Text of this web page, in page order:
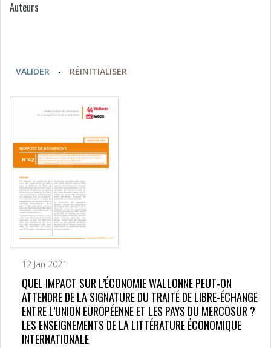
Auteurs
VALIDER - RÉINITIALISER
12 Jan 2021
QUEL IMPACT SUR L’ÉCONOMIE WALLONNE PEUT-ON
ATTENDRE DE LA SIGNATURE DU TRAITÉ DE LIBRE-ÉCHANGE
ENTRE L’UNION EUROPÉENNE ET LES PAYS DU MERCOSUR ?
LES ENSEIGNEMENTS DE LA LITTÉRATURE ÉCONOMIQUE
INTERNATIONALE